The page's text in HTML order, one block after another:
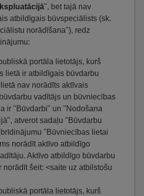
", bet tajā nav
atbildīgais būvspeciālists (sk.
norādīšana"), redz
portāla lietotājs, kurš
lietā ir atbildīgais būvdarbu
nav norādīts aktīvais
vadītājs un būvniecības
ir "Būvdarbi" un "Nodošana
atverot sadaļu "Būvdarbu
"Būvniecības lietai
norādīt aktīvo atbildīgo
Aktīvo atbildīgo būvdarbu
norādīt šeit: <saite uz atbilstošu
portāla lietotājs, kurš